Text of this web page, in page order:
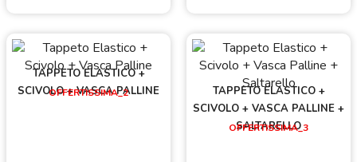
TAPPETO ELASTICO +
SCIVOLO + VASCA PALLINE
OFFERTISSIMA_2
TAPPETO ELASTICO +
SCIVOLO + VASCA PALLINE +
SALTARELLO
OFFERTISSIMA_3